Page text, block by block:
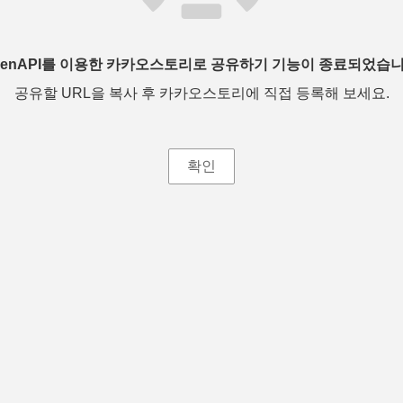
를 이용한 카카오스토리로 공유하기 기능이 종료되었습
공유할 URL을 복사 후 카카오스토리에 직접 등록해 보세요.
확인